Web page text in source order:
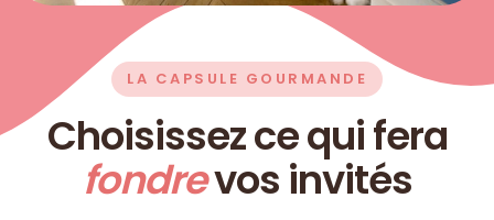
LA CAPSULE GOURMANDE
Choisissez ce qui fera
fondrevos invités